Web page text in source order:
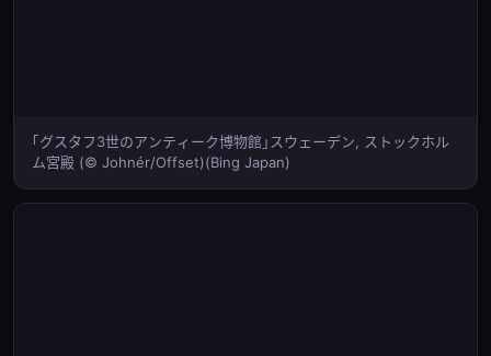
｢グスタフ3世のアンティーク博物館｣スウェーデン, ストックホル
ム宮殿 (© Johnér/Offset)(Bing Japan)